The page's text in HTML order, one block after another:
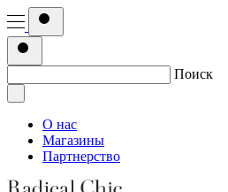
Поиск
О нас
Магазины
Партнерство